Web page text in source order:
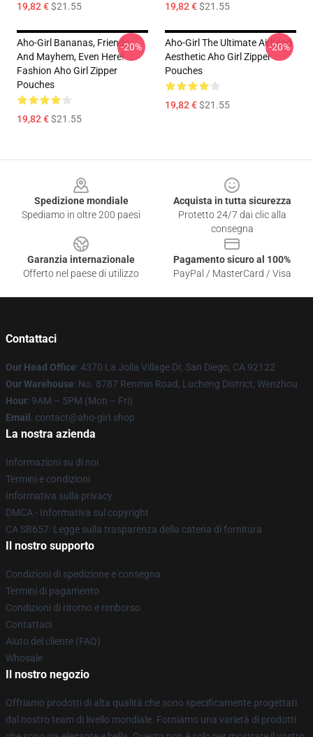
19,82 €$21.55 19,82 €$21.55
Aho-Girl Bananas, Friends,
And Mayhem, Even Here!
Fashion Aho Girl Zipper
Pouches
19,82 €$21.55
-20%
Aho-Girl The Ultimate Airhead
Aesthetic Aho Girl Zipper
Pouches
19,82 €$21.55
-20%
Spedizione mondiale
Spediamo in oltre 200 paesi
Acquista in tutta sicurezza
Protetto 24/7 dai clic alla
consegna
Garanzia internazionale
Offerto nel paese di utilizzo
Pagamento sicuro al 100%
PayPal / MasterCard / Visa
Contattaci
Our Head Office: 4370 La Jolla Village Dr, San Diego, CA 92122
Our Warehouse: No. 8787 Renmin Road, Lucheng District, Wenzhou
Hour: 9AM – 5PM (Mon – Fri)
Email : contact@aho-girl.shop
La nostra azienda
Informazioni su di noi
Termini e condizioni
Informativa sulla privacy
DMCA - Informativa sul copyright
CA SB657: Legge sulla trasparenza della catena di fornitura
Il nostro supporto
Condizioni di spedizione e consegna
Termini di pagamento
Condizioni di ritorno e rimborso
Contattaci
Aiuto del cliente (FAQ)
Whosale
Il nostro negozio
Offriamo prodotti di alta qualità che sono specificamente progettati
dal nostro team di livello mondiale. Forniamo una varietà di prodotti